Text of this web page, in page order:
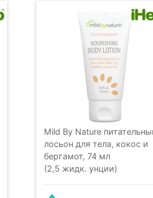
Mild By Nature
лосьон для тела, кокос и
бергамот, 74 мл
(2,5 жидк. унции)